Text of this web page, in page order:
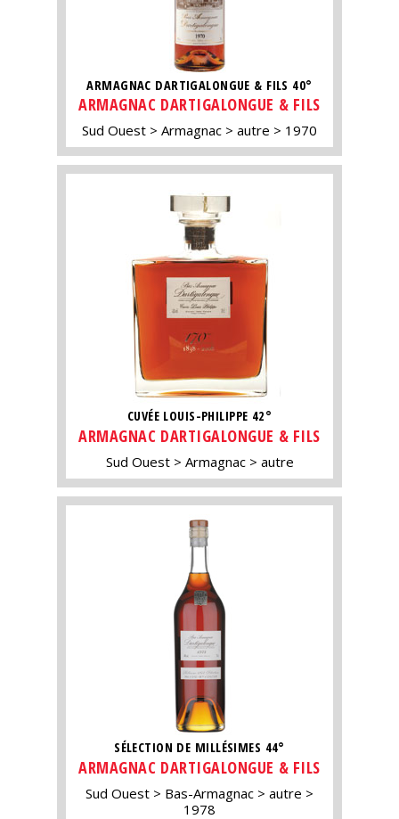
ARMAGNAC DARTIGALONGUE & FILS 40°
ARMAGNAC DARTIGALONGUE & FILS
Sud Ouest Armagnac autre 1970
CUVÉE LOUIS-PHILIPPE 42°
ARMAGNAC DARTIGALONGUE & FILS
Sud Ouest Armagnac autre
SÉLECTION DE MILLÉSIMES 44°
ARMAGNAC DARTIGALONGUE & FILS
Sud Ouest Bas-Armagnac
autre
1978